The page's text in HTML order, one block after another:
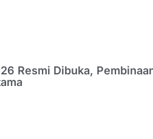
Resmi Dibuka,